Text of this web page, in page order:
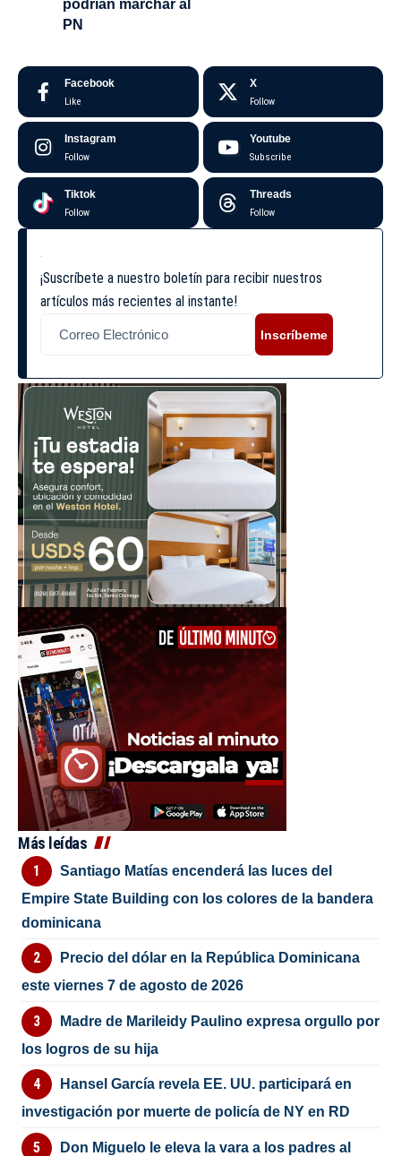
podrían marchar al
PN
Facebook
Like
X
Follow
Instagram
Follow
Youtube
Subscribe
Tiktok
Follow
Threads
Follow
¡Suscríbete a nuestro boletín para recibir nuestros
artículos más recientes al instante!
Inscríbeme
Más leídas
Santiago Matías encenderá las luces del
Empire State Building con los colores de la bandera
dominicana
Precio del dólar en la República Dominicana
este viernes 7 de agosto de 2026
Madre de Marileidy Paulino expresa orgullo por
los logros de su hija
Hansel García revela EE. UU. participará en
investigación por muerte de policía de NY en RD
Don Miguelo le eleva la vara a los padres al